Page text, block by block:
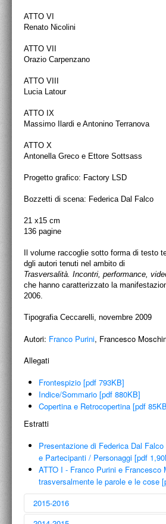
ATTO VI
Renato Nicolini
ATTO VII
Orazio Carpenzano
ATTO VIII
Lucia Latour
ATTO IX
Massimo Ilardi e Antonino Terranova
ATTO X
Antonella Greco e Ettore Sottsass
Progetto grafico: Factory LSD
Bozzetti di scena: Federica Dal Falco
21 x15 cm
136 pagine
Il volume raccoglie sotto forma di testo
dgli autori tenuti nel ambito di
Trasversalità. Incontri, performance,
che hanno caratterizzato la
2006.
Tipografia Ceccarelli, novembre 2009
Autori: Franco Purini, Francesco
Allegati
Frontespizio [pdf 793KB]
Indice/Sommario [pdf 880KB]
Copertina e Retrocopertina [pdf
Estratti
Presentazione di Federica Dal
e Partecipanti / Personaggi [pdf
ATTO I - Franco Purini e Francesco
trasversalmente le parole e le cose
2015-2016